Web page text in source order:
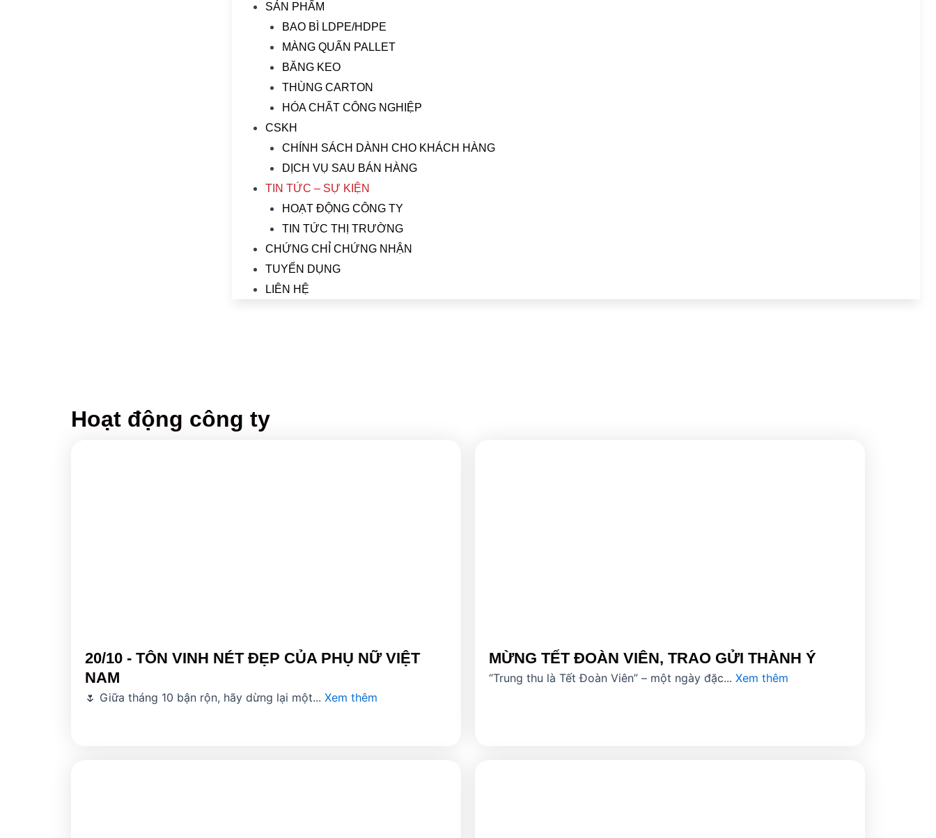
SẢN PHẨM
BAO BÌ LDPE/HDPE
MÀNG QUẤN PALLET
BĂNG KEO
THÙNG CARTON
HÓA CHẤT CÔNG NGHIỆP
CSKH
CHÍNH SÁCH DÀNH CHO KHÁCH HÀNG
DỊCH VỤ SAU BÁN HÀNG
TIN TỨC – SỰ KIỆN
HOẠT ĐỘNG CÔNG TY
TIN TỨC THỊ TRƯỜNG
CHỨNG CHỈ CHỨNG NHẬN
TUYỂN DỤNG
LIÊN HỆ
Hoạt động công ty
20/10 - TÔN VINH NÉT ĐẸP CỦA PHỤ NỮ VIỆT
NAM
🌷 Giữa tháng 10 bận rộn, hãy dừng lại một... Xem thêm
MỪNG TẾT ĐOÀN VIÊN, TRAO GỬI THÀNH Ý
“Trung thu là Tết Đoàn Viên” – một ngày đặc... Xem thêm